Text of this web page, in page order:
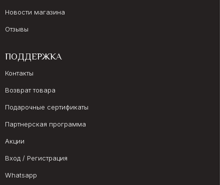
Новости магазина
Отзывы
ПОДДЕРЖКА
Контакты
Возврат товара
Подарочные сертификаты
Партнерская программа
Акции
Вход / Регистрация
Whatsapp